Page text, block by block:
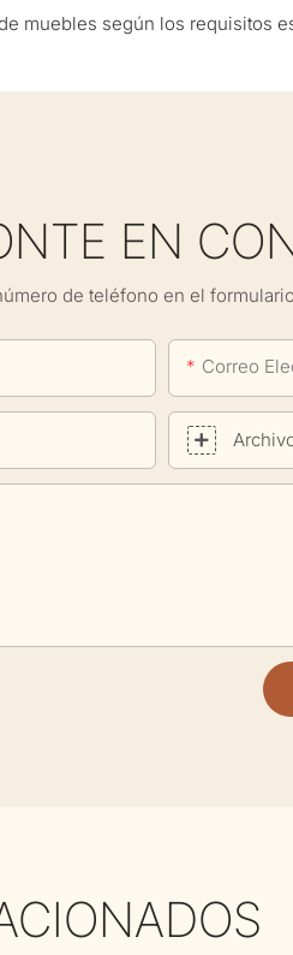
muebles según los requisitos
EN
de teléfono en el
Correo